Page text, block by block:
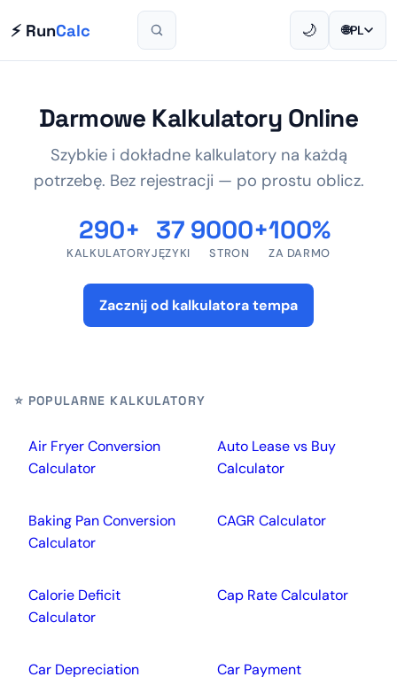
⚡ RunCalc 🌙 🌐PL
Darmowe Kalkulatory Online
Szybkie i dokładne kalkulatory na każdą
potrzebę. Bez rejestracji — po prostu oblicz.
290+
KALKULATORY
37
JĘZYKI
9000+
STRON
100%
ZA DARMO
Zacznij od kalkulatora tempa
⭐ POPULARNE KALKULATORY
Air Fryer Conversion
Calculator
Auto Lease vs Buy
Calculator
Baking Pan Conversion
Calculator
CAGR Calculator
Calorie Deficit
Calculator
Cap Rate Calculator
Car Depreciation
Car Payment